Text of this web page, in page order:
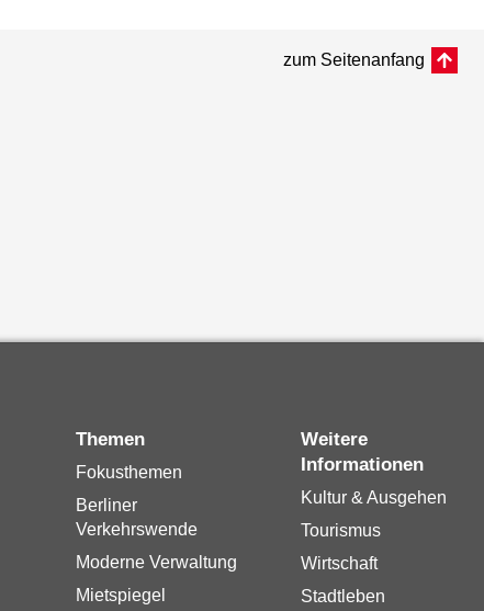
zum Seitenanfang
Themen
Fokusthemen
Berliner
Verkehrswende
Moderne Verwaltung
Mietspiegel
Weitere
Informationen
Kultur & Ausgehen
Tourismus
Wirtschaft
Stadtleben